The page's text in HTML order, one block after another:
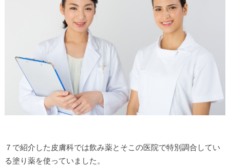
７で紹介した皮膚科では飲み薬とそこの医院で特別調合してい
る塗り薬を使っていました。